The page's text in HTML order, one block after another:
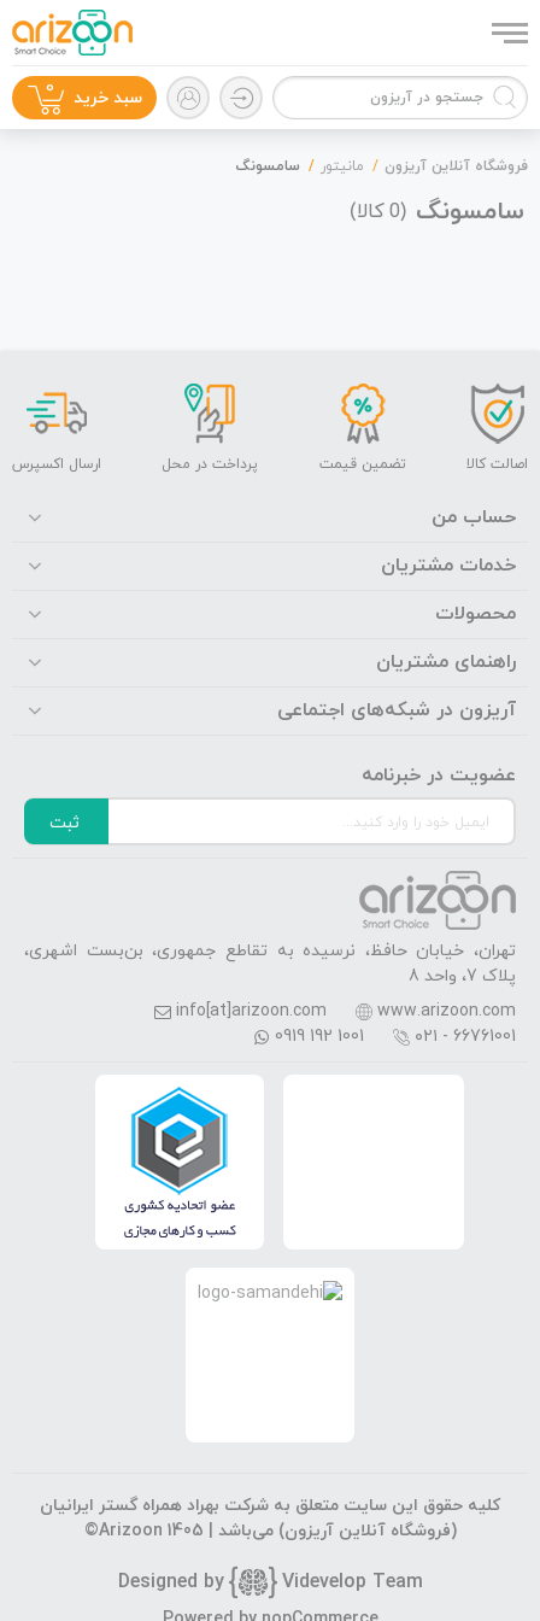
لوازم جانبی
سبد خرید 0
فروشگاه آنلاین آریزون مانیتور سامسونگ
سامسونگ (
0کالا)
جستجوی پیشرفته
اصالت کالا تضمین قیمت پرداخت در محل ارسال اکسپرس
حساب من
خدمات مشتریان
محصولات
راهنمای مشتریان
آریزون در شبکه‌های اجتماعی
عضویت در خبرنامه
ثبت
تهران، خیابان حافظ، نرسیده به تقاطع جمهوری، بن‌بست اشهری،
پلاک 7، واحد 8
www.arizoon.com
info[at]arizoon.com
۰۲۱ - 66761001
0919 192 1001
کلیه حقوق این سایت متعلق به شرکت بهراد همراه گستر ایرانیان
(فروشگاه آنلاین آریزون) می‌باشد | ©Arizoon 1405
Designed by Videvelop Team